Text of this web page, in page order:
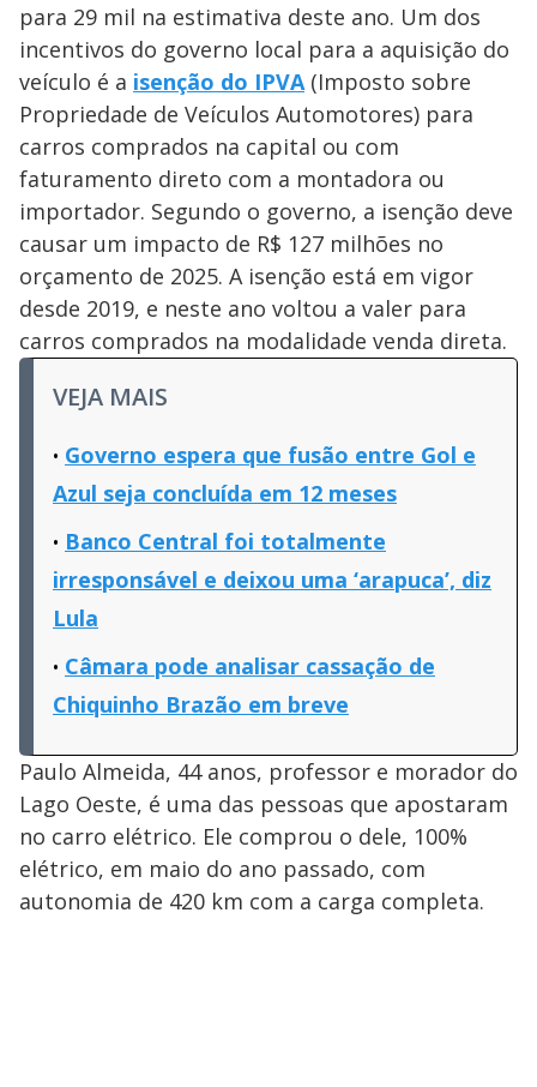
para 29 mil na estimativa deste ano. Um dos
incentivos do governo local para a aquisição do
veículo é a isenção do IPVA (Imposto sobre
Propriedade de Veículos Automotores) para
carros comprados na capital ou com
faturamento direto com a montadora ou
importador. Segundo o governo, a isenção deve
causar um impacto de R$ 127 milhões no
orçamento de 2025. A isenção está em vigor
desde 2019, e neste ano voltou a valer para
carros comprados na modalidade venda direta.
VEJA MAIS
Governo espera que fusão entre Gol e
Azul seja concluída em 12 meses
Banco Central foi totalmente
irresponsável e deixou uma ‘arapuca’, diz
Lula
Câmara pode analisar cassação de
Chiquinho Brazão em breve
Paulo Almeida, 44 anos, professor e morador do
Lago Oeste, é uma das pessoas que apostaram
no carro elétrico. Ele comprou o dele, 100%
elétrico, em maio do ano passado, com
autonomia de 420 km com a carga completa.